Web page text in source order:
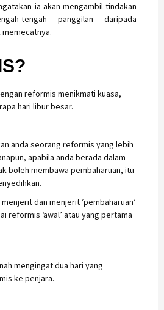
ia akan mengambil tindakan
tengah panggilan daripada
reformis menikmati kuasa,
hari libur besar.
anda seorang reformis yang lebih
apabila anda berada dalam
boleh membawa pembaharuan, itu
dan menjerit ‘pembaharuan’
reformis ‘awal’ atau yang pertama
mengingat dua hari yang
ke penjara.